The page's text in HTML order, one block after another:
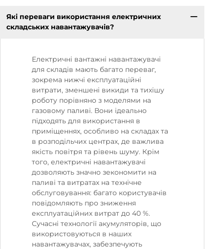
Які переваги використання електричних
складських навантажувачів?
Електричні вантажні навантажувачі
для складів мають багато переваг,
зокрема нижчі експлуатаційні
витрати, зменшені викиди та тихішу
роботу порівняно з моделями на
газовому паливі. Вони ідеально
підходять для використання в
приміщеннях, особливо на складах та
в розподільчих центрах, де важлива
якість повітря та рівень шуму. Крім
того, електричні навантажувачі
дозволяють значно зекономити на
паливі та витратах на технічне
обслуговування: багато користувачів
повідомляють про зниження
експлуатаційних витрат до 40 %.
Сучасні технології акумуляторів, що
використовуються в наших
навантажувачах, забезпечують